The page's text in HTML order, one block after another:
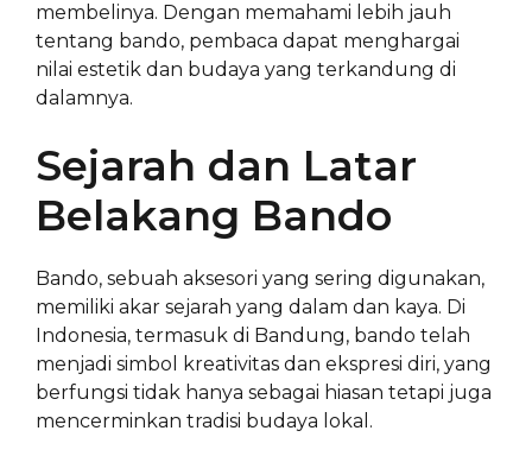
membelinya. Dengan memahami lebih jauh
tentang bando, pembaca dapat menghargai
nilai estetik dan budaya yang terkandung di
dalamnya.
Sejarah dan Latar
Belakang Bando
Bando, sebuah aksesori yang sering digunakan,
memiliki akar sejarah yang dalam dan kaya. Di
Indonesia, termasuk di Bandung, bando telah
menjadi simbol kreativitas dan ekspresi diri, yang
berfungsi tidak hanya sebagai hiasan tetapi juga
mencerminkan tradisi budaya lokal.